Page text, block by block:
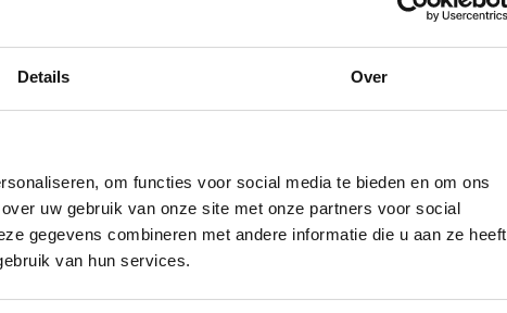
Details Over
om functies voor social media te bieden en om ons
uw gebruik van onze site met onze partners voor social
gegevens combineren met andere informatie die u aan ze heeft
van hun services.